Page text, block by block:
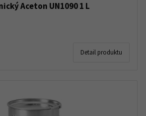
Aceton UN1090 1 L
Detail produktu